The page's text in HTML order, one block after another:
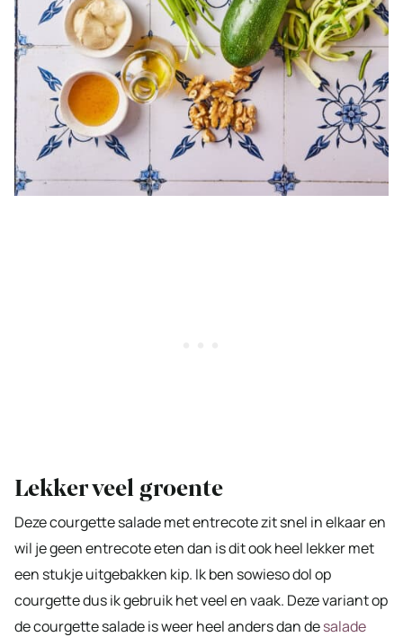
Lekker veel groente
Deze courgette salade met entrecote zit snel in elkaar en
wil je geen entrecote eten dan is dit ook heel lekker met
een stukje uitgebakken kip. Ik ben sowieso dol op
courgette dus ik gebruik het veel en vaak. Deze variant op
de courgette salade is weer heel anders dan desalade